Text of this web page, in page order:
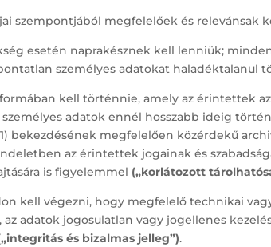
szempontjából megfelelőek és
esetén naprakésznek kell lenniük;
személyes adatokat haladéktalanul
kell történnie, amely az érintettek
adatok ennél hosszabb ideig
bekezdésének megfelelően közérdekű
az érintettek jogainak és
is figyelemmel („korlátozott
kell végezni, hogy megfelelő technikai
adatok jogosulatlan vagy jogellenes
és bizalmas jelleg”).